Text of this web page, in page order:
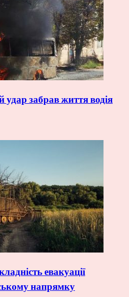
удар забрав життя водія
евакуації
напрямку